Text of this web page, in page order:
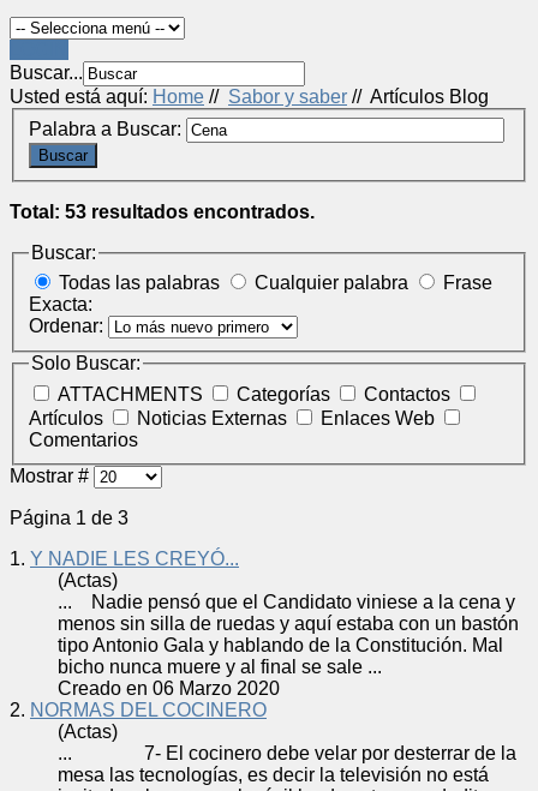
Buscar...
Usted está aquí: Home // Sabor y saber // Artículos Blog
Palabra a Buscar:
Buscar
Total: 53 resultados encontrados.
Buscar:
Todas las palabras
Cualquier palabra
Frase
Exacta:
Ordenar:
Solo Buscar:
ATTACHMENTS
Categorías
Contactos
Artículos
Noticias Externas
Enlaces Web
Comentarios
Mostrar #
Página 1 de 3
1. Y NADIE LES CREYÓ...
(Actas)
... Nadie pensó que el Candidato viniese a la cena y
menos sin silla de ruedas y aquí estaba con un bastón
tipo Antonio Gala y hablando de la Constitución. Mal
bicho nunca muere y al final se sale ...
Creado en 06 Marzo 2020
2. NORMAS DEL COCINERO
(Actas)
... 7- El cocinero debe velar por desterrar de la
mesa las tecnologías, es decir la televisión no está